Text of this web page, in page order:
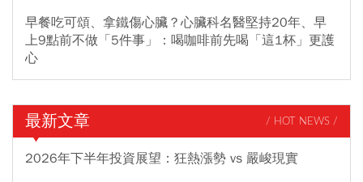
早餐吃可頌、拿鐵傷心臟？心臟科名醫堅持20年、早
上9點前不做「5件事」：喝咖啡前先喝「這1杯」更護
心
最新文章 / HOT NEWS /
2026年下半年投資展望：狂熱漲勢 vs 嚴峻現實